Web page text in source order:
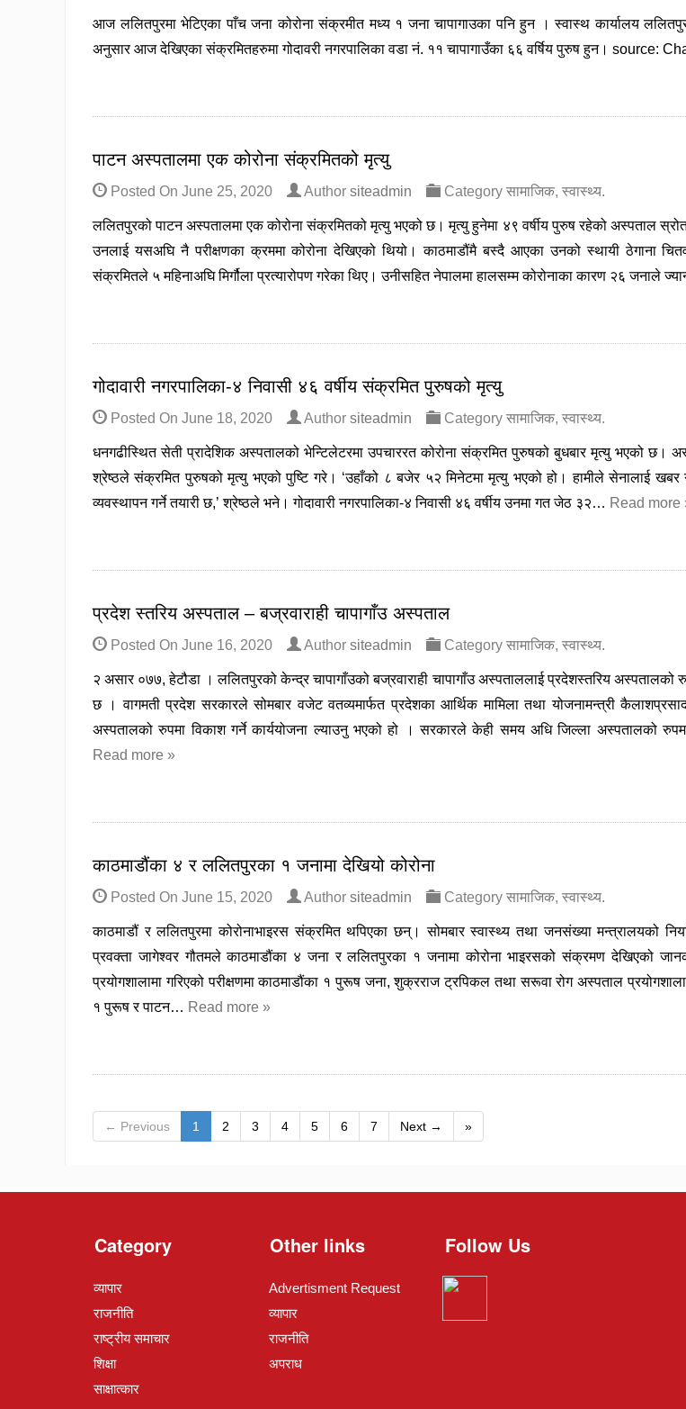
आज ललितपुरमा भेटिएका पाँच जना कोरोना संक्रमीत मध्य १ जना चापागाउका पनि हुन । स्वास्थ कार्यालय
अनुसार आज देखिएका संक्रमितहरुमा गोदावरी नगरपालिका वडा नं. ११ चापागाउँका ६६ वर्षिय पुरुष हुन। source:
पाटन अस्पतालमा एक कोरोना संक्रमितको मृत्यु
Posted On June 25, 2020 Author siteadmin Category सामाजिक, स्वास्थ्य.
ललितपुरको पाटन अस्पतालमा एक कोरोना संक्रमितको मृत्यु भएको छ। मृत्यु हुनेमा ४९ वर्षीय पुरुष रहेको अस्पताल
उनलाई यसअघि नै परीक्षणका क्रममा कोरोना देखिएको थियो। काठमाडौंमै बस्दै आएका उनको स्थायी ठेगाना
संक्रमितले ५ महिनाअघि मिर्गौला प्रत्यारोपण गरेका थिए। उनीसहित नेपालमा हालसम्म कोरोनाका कारण २६ जनाले
गोदावारी नगरपालिका-४ निवासी ४६ वर्षीय संक्रमित पुरुषको मृत्यु
Posted On June 18, 2020 Author siteadmin Category सामाजिक, स्वास्थ्य.
धनगढीस्थित सेती प्रादेशिक अस्पतालको भेन्टिलेटरमा उपचाररत कोरोना संक्रमित पुरुषको बुधबार मृत्यु भएको छ।
श्रेष्ठले संक्रमित पुरुषको मृत्यु भएको पुष्टि गरे। ‘उहाँको ८ बजेर ५२ मिनेटमा मृत्यु भएको हो। हामीले सेनालाई
व्यवस्थापन गर्ने तयारी छ,’ श्रेष्ठले भने। गोदावारी नगरपालिका-४ निवासी ४६ वर्षीय उनमा गत जेठ ३२… Read more
प्रदेश स्तरिय अस्पताल – बज्रवाराही चापागाँउ अस्पताल
Posted On June 16, 2020 Author siteadmin Category सामाजिक, स्वास्थ्य.
२ असार ०७७, हेटौडा । ललितपुरको केन्द्र चापागाँउको बज्रवाराही चापागाँउ अस्पताललाई प्रदेशस्तरिय अस्पतालको
छ । वागमती प्रदेश सरकारले सोमबार वजेट वतव्यमार्फत प्रदेशका आर्थिक मामिला तथा योजनामन्त्री
अस्पतालको रुपमा विकाश गर्ने कार्ययोजना ल्याउनु भएको हो । सरकारले केही समय अधि जिल्ला अस्पतालको
Read more »
काठमाडौंका ४ र ललितपुरका १ जनामा देखियो कोरोना
Posted On June 15, 2020 Author siteadmin Category सामाजिक, स्वास्थ्य.
काठमाडौं र ललितपुरमा कोरोनाभाइरस संक्रमित थपिएका छन्। सोमबार स्वास्थ्य तथा जनसंख्या मन्त्रालयको
प्रवक्ता जागेश्वर गौतमले काठमाडौंका ४ जना र ललितपुरका १ जनामा कोरोना भाइरसको संक्रमण देखिएको
प्रयोगशालामा गरिएको परीक्षणमा काठमाडौंका १ पुरूष जना, शुक्रराज ट्रपिकल तथा सरूवा रोग अस्पताल
१ पुरूष र पाटन… Read more »
← Previous 1 2 3 4 5 6 7 Next → »
Category
व्यापार
राजनीति
राष्ट्रीय समाचार
शिक्षा
साक्षात्कार
Other links
Advertisment Request
व्यापार
राजनीति
अपराध
Follow Us